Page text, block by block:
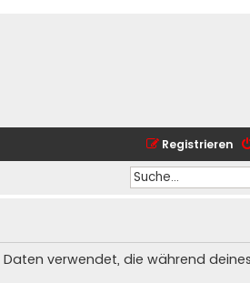
Registrieren
verwendet, die während